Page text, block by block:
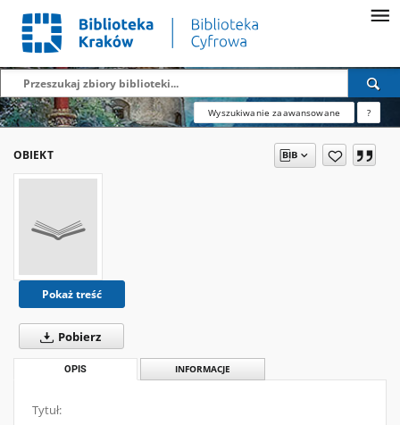
Wyszukiwanie zaawansowane ?
OBIEKT
Pokaż treść
Pobierz
OPIS INFORMACJE
Tytuł: